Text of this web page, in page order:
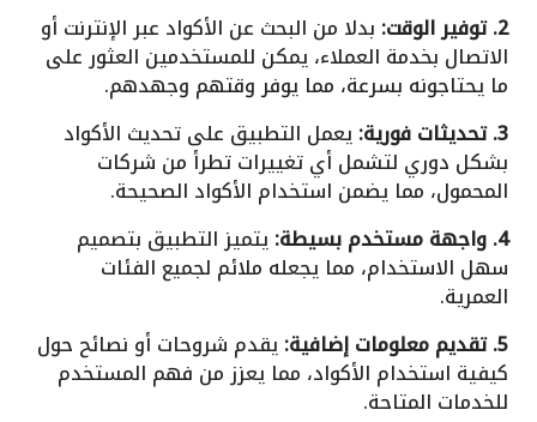
2. توفير الوقت:
بدلا من البحث عن الأكواد عبر الإنترنت أو
الاتصال بخدمة العملاء، يمكن للمستخدمين العثور على
ما يحتاجونه بسرعة، مما يوفر وقتهم وجهدهم.
3. تحديثات فورية:
يعمل التطبيق على تحديث الأكواد
بشكل دوري لتشمل أي تغييرات تطرأ من شركات
المحمول، مما يضمن استخدام الأكواد الصحيحة.
4. واجهة مستخدم بسيطة:
يتميز التطبيق بتصميم
سهل الاستخدام، مما يجعله ملائم لجميع الفئات
العمرية.
5. تقديم معلومات إضافية:
يقدم شروحات أو نصائح حول
كيفية استخدام الأكواد، مما يعزز من فهم المستخدم
للخدمات المتاحة.